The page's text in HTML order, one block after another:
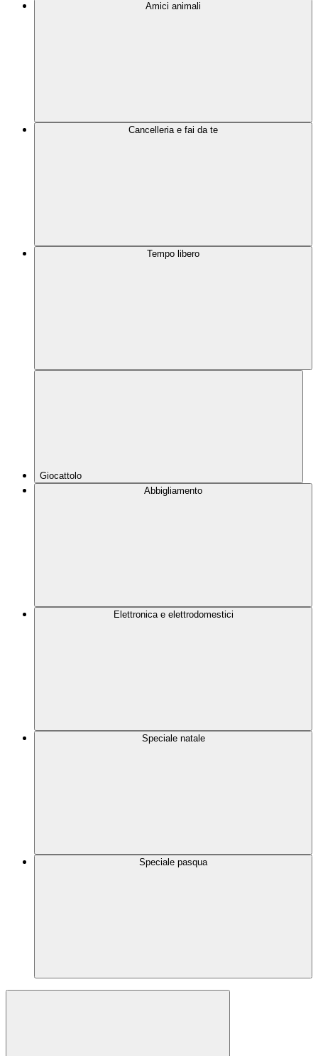
Amici animali
Cancelleria e fai da te
Tempo libero
Giocattolo
Abbigliamento
Elettronica e elettrodomestici
Speciale natale
Speciale pasqua